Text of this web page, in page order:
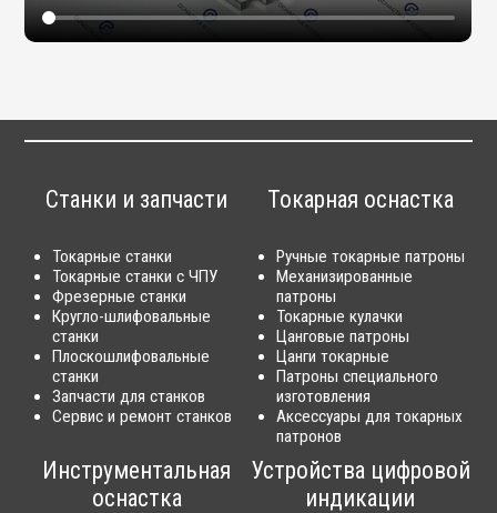
Станки и запчасти
Токарные станки
Токарные станки с ЧПУ
Фрезерные станки
Кругло-шлифовальные
станки
Плоскошлифовальные
станки
Запчасти для станков
Сервис и ремонт станков
Токарная оснастка
Ручные токарные патроны
Механизированные
патроны
Токарные кулачки
Цанговые патроны
Цанги токарные
Патроны специального
изготовления
Аксессуары для токарных
патронов
Инструментальная
оснастка
Устройства цифровой
индикации